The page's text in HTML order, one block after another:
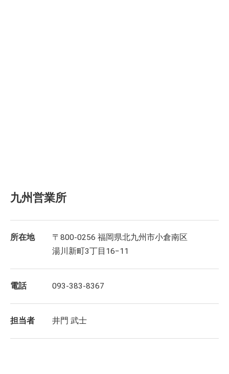
九州営業所
所在地
〒800-0256 福岡県北九州市小倉南区
湯川新町3丁目16−11
電話 093-383-8367
担当者 井門 武士